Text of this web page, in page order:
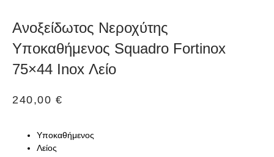
Ανοξείδωτος Νεροχύτης
Υποκαθήμενος Squadro Fortinox
75×44 Inox Λείο
240,00€
Υποκαθήμενος
Λείος